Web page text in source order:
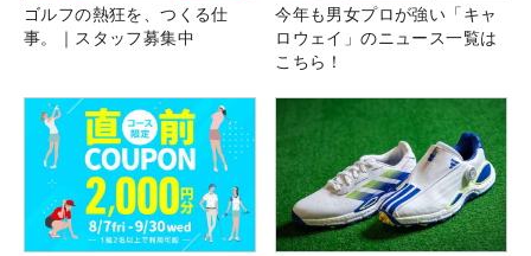
ゴルフの熱狂を、つくる仕
事。｜スタッフ募集中
今年も男女プロが強い「キャ
ロウェイ」のニュース一覧は
こちら！